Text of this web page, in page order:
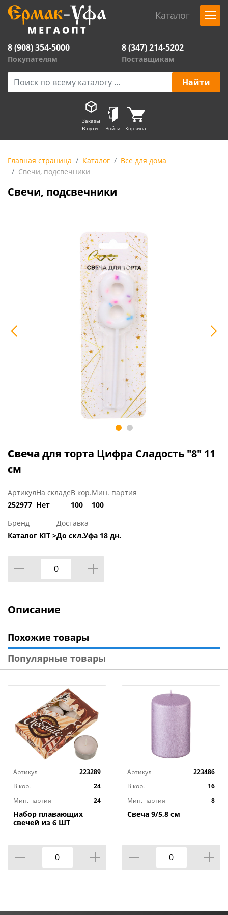
Каталог
8 (908) 354-5000
Покупателям
8 (347) 214-5202
Поставщикам
Заказы
В пути
Войти Корзина
Главная страница Каталог
Все для дома
Свечи, подсвечники
Свечи, подсвечники
Свечадля торта Цифра Сладость "8" 11
см
Артикул
252977
На складе
Нет
В кор.
100
Мин. партия
100
Бренд
Каталог KIT >
Доставка
До скл.Уфа 18 дн.
Описание
Похожие товары
Популярные товары
Артикул
223289
В кор.
24
Мин. партия
24
Набор плавающих
свечей из 6 ШТ
Артикул
223486
В кор.
16
Мин. партия
8
Свеча 9/5,8 см